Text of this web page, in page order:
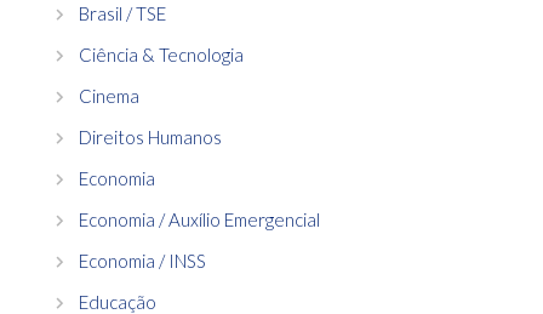
Brasil / TSE
Ciência & Tecnologia
Cinema
Direitos Humanos
Economia
Economia / Auxílio Emergencial
Economia / INSS
Educação